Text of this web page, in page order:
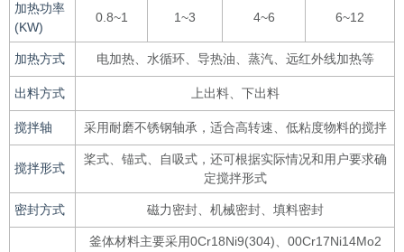
加热功率
(KW)
0.8~1 1~3 4~6 6~12
加热方式 电加热、水循环、导热油、蒸汽、远红外线加热等
出料方式 上出料、下出料
搅拌轴 采用耐磨不锈钢轴承，适合高转速、低粘度物料的搅拌
搅拌形式
桨式、锚式、自吸式，还可根据实际情况和用户要求确
定搅拌形式
密封方式 磁力密封、机械密封、填料密封
釜体材料主要采用0Cr18Ni9(304)、00Cr17Ni14Mo2